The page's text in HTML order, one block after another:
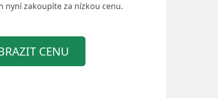
nyní zakoupíte za nízkou cenu.
CENU